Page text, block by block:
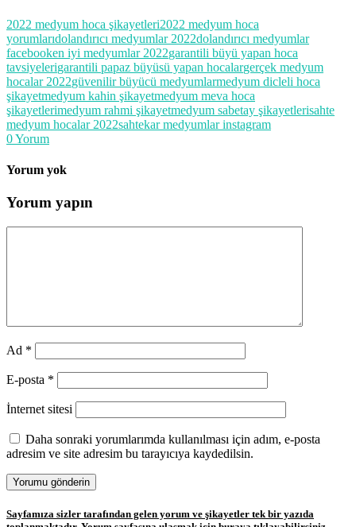
2022 medyum hoca şikayetleri2022 medyum hoca
yorumlarıdolandırıcı medyumlar 2022dolandırıcı medyumlar
facebooken iyi medyumlar 2022garantili büyü yapan hoca
tavsiyelerigarantili papaz büyüsü yapan hocalargerçek medyum
hocalar 2022güvenilir büyücü medyumlarmedyum dicleli hoca
şikayetmedyum kahin şikayetmedyum meva hoca
şikayetlerimedyum rahmi şikayetmedyum sabetay şikayetlerisahte
medyum hocalar 2022sahtekar medyumlar instagram
0Yorum
Yorum yok
Yorum yapın
Ad *
E-posta *
İnternet sitesi
Daha sonraki yorumlarımda kullanılması için adım, e-posta
adresim ve site adresim bu tarayıcıya kaydedilsin.
Sayfamıza sizler tarafından gelen yorum ve şikayetler tek bir yazıda